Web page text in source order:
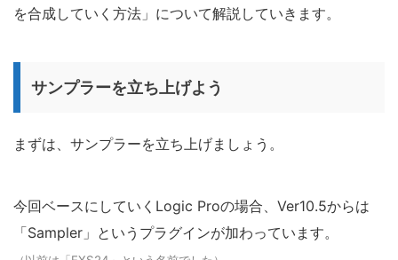
を合成していく方法」について解説していきます。
サンプラーを立ち上げよう
まずは、サンプラーを立ち上げましょう。
今回ベースにしていくLogic Proの場合、Ver10.5からは
「Sampler」というプラグインが加わっています。